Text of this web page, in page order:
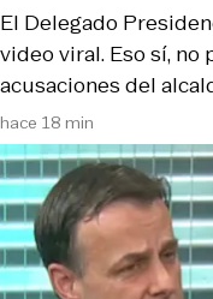
hace 18 min
El Delegado
video viral. Eso sí,
acusaciones del